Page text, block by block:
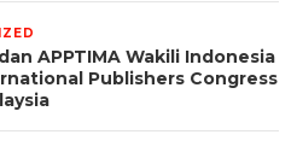
APPTIMA Wakili Indonesia
Publishers Congress